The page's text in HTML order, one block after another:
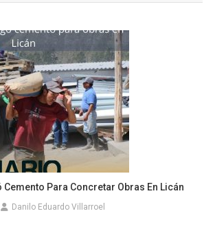
Para Concretar Obras En Licán
Danilo Eduardo Villarroel